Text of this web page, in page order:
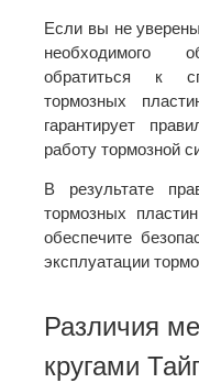
Если вы не
необходимого
обратиться к
тормозных
гарантирует
работу тормозной
В результате
тормозных
обеспечите
эксплуатации
Различия
кругами